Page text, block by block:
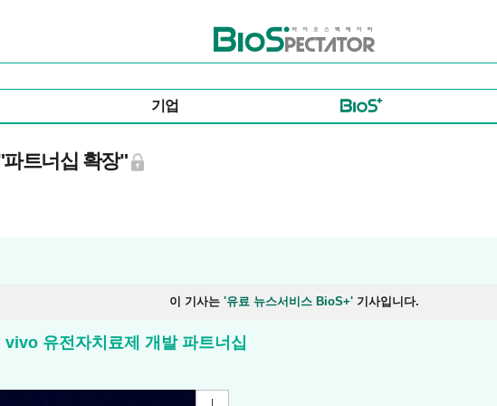
바이오스펙테이터
기업
파트너십 확장"
이 기사는 '유료 뉴스서비스 BioS+' 기사입니다.
유전자치료제 개발 파트너십